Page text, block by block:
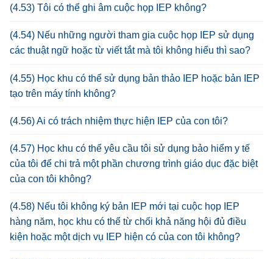
(4.53) Tôi có thể ghi âm cuộc họp IEP không?
(4.54) Nếu những người tham gia cuộc họp IEP sử dụng
các thuật ngữ hoặc từ viết tắt mà tôi không hiểu thì sao?
(4.55) Học khu có thể sử dụng bản thảo IEP hoặc bản IEP
tạo trên máy tính không?
(4.56) Ai có trách nhiệm thực hiện IEP của con tôi?
(4.57) Học khu có thể yêu cầu tôi sử dụng bảo hiểm y tế
của tôi để chi trả một phần chương trình giáo dục đặc biệt
của con tôi không?
(4.58) Nếu tôi không ký bản IEP mới tại cuộc họp IEP
hàng năm, học khu có thể từ chối khả năng hội đủ điều
kiện hoặc một dịch vụ IEP hiện có của con tôi không?